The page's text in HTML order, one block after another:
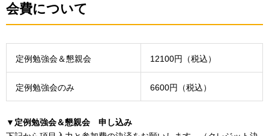
会費について
定例勉強会＆懇親会 12100円（税込）
定例勉強会のみ 6600円（税込）
▼定例勉強会＆懇親会 申し込み